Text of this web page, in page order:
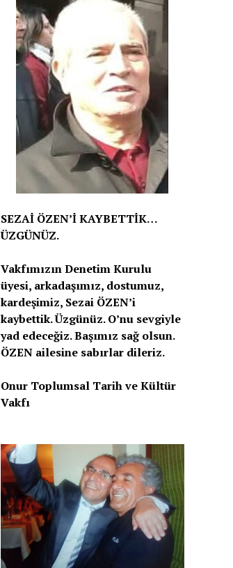
SEZAİ ÖZEN’İ KAYBETTİK…
ÜZGÜNÜZ.
Vakfımızın Denetim Kurulu
üyesi, arkadaşımız, dostumuz,
kardeşimiz, Sezai ÖZEN’i
kaybettik. Üzgünüz. O’nu sevgiyle
yad edeceğiz. Başımız sağ olsun.
ÖZEN ailesine sabırlar dileriz.
Onur Toplumsal Tarih ve Kültür
Vakfı